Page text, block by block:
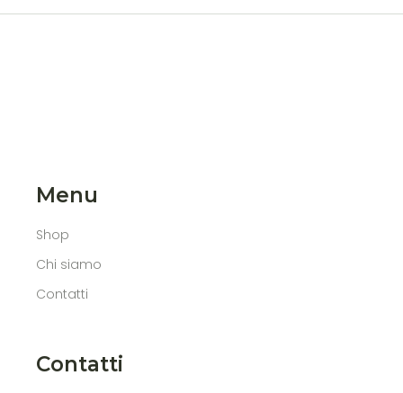
Menu
Shop
Chi siamo
Contatti
Contatti